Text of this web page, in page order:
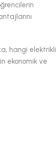
hangi elektrikli
ekonomik ve